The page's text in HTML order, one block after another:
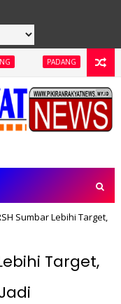
PADANG
Sumbar Lebihi Target,
Target,